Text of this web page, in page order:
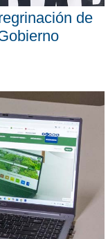
de